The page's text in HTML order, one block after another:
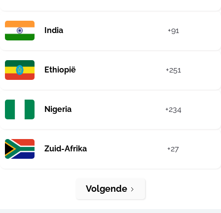
India +91
Ethiopië +251
Nigeria +234
Zuid-Afrika +27
Volgende